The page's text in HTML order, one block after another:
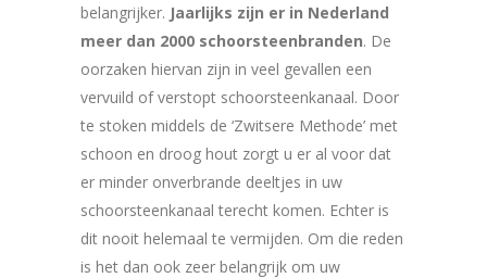
belangrijker. Jaarlijks zijn er in Nederland
meer dan 2000 schoorsteenbranden. De
oorzaken hiervan zijn in veel gevallen een
vervuild of verstopt schoorsteenkanaal. Door
te stoken middels de ‘Zwitsere Methode’ met
schoon en droog hout zorgt u er al voor dat
er minder onverbrande deeltjes in uw
schoorsteenkanaal terecht komen. Echter is
dit nooit helemaal te vermijden. Om die reden
is het dan ook zeer belangrijk om uw